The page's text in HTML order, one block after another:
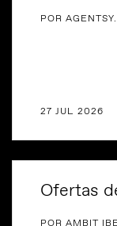
POR
27 JUL 2026
Ofertas